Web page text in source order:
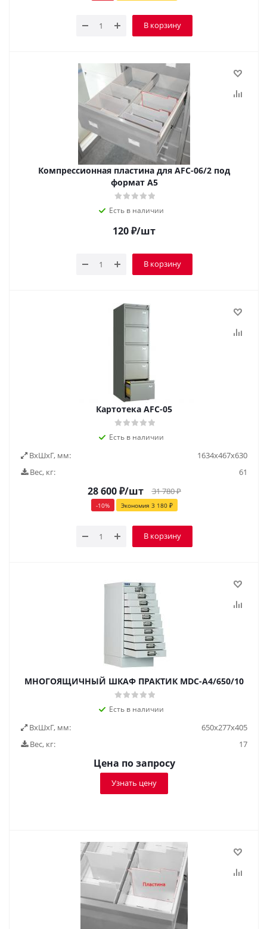
В корзину
Компрессионная пластина для AFC-06/2 под
формат А5
Есть в наличии
120₽/шт
В корзину
Картотека AFC-05
Есть в наличии
ВxШxГ, мм:
1634х467х630
Вес, кг:
61
28 600₽/шт 31 780₽
-10% Экономия 3 180₽
В корзину
МНОГОЯЩИЧНЫЙ ШКАФ ПРАКТИК MDC-A4/650/10
Есть в наличии
ВxШxГ, мм:
650x277x405
Вес, кг:
17
Цена по запросу
Узнать цену